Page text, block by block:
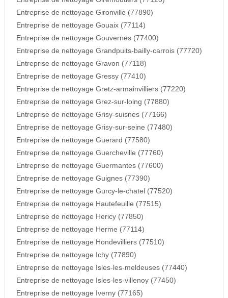
Entreprise de nettoyage Gironville (77890)
Entreprise de nettoyage Gouaix (77114)
Entreprise de nettoyage Gouvernes (77400)
Entreprise de nettoyage Grandpuits-bailly-carrois (77720)
Entreprise de nettoyage Gravon (77118)
Entreprise de nettoyage Gressy (77410)
Entreprise de nettoyage Gretz-armainvilliers (77220)
Entreprise de nettoyage Grez-sur-loing (77880)
Entreprise de nettoyage Grisy-suisnes (77166)
Entreprise de nettoyage Grisy-sur-seine (77480)
Entreprise de nettoyage Guerard (77580)
Entreprise de nettoyage Guercheville (77760)
Entreprise de nettoyage Guermantes (77600)
Entreprise de nettoyage Guignes (77390)
Entreprise de nettoyage Gurcy-le-chatel (77520)
Entreprise de nettoyage Hautefeuille (77515)
Entreprise de nettoyage Hericy (77850)
Entreprise de nettoyage Herme (77114)
Entreprise de nettoyage Hondevilliers (77510)
Entreprise de nettoyage Ichy (77890)
Entreprise de nettoyage Isles-les-meldeuses (77440)
Entreprise de nettoyage Isles-les-villenoy (77450)
Entreprise de nettoyage Iverny (77165)